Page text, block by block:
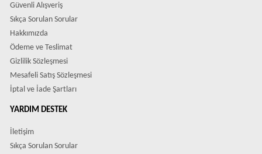
Güvenli Alışveriş
Sıkça Sorulan Sorular
Hakkımızda
Ödeme ve Teslimat
Gizlilik Sözleşmesi
Mesafeli Satış Sözleşmesi
İptal ve İade Şartları
YARDIM DESTEK
İletişim
Sıkça Sorulan Sorular